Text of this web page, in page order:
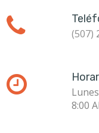

(507)

8:00